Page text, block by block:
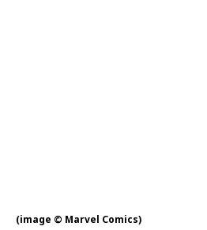
(image © Marvel Comics)